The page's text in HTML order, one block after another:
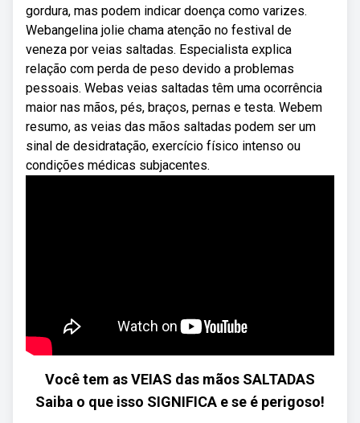
gordura, mas podem indicar doença como varizes.
Webangelina jolie chama atenção no festival de
veneza por veias saltadas. Especialista explica
relação com perda de peso devido a problemas
pessoais. Webas veias saltadas têm uma ocorrência
maior nas mãos, pés, braços, pernas e testa. Webem
resumo, as veias das mãos saltadas podem ser um
sinal de desidratação, exercício físico intenso ou
condições médicas subjacentes.
Você tem as VEIAS das mãos SALTADAS
Saiba o que isso SIGNIFICA e se é perigoso!